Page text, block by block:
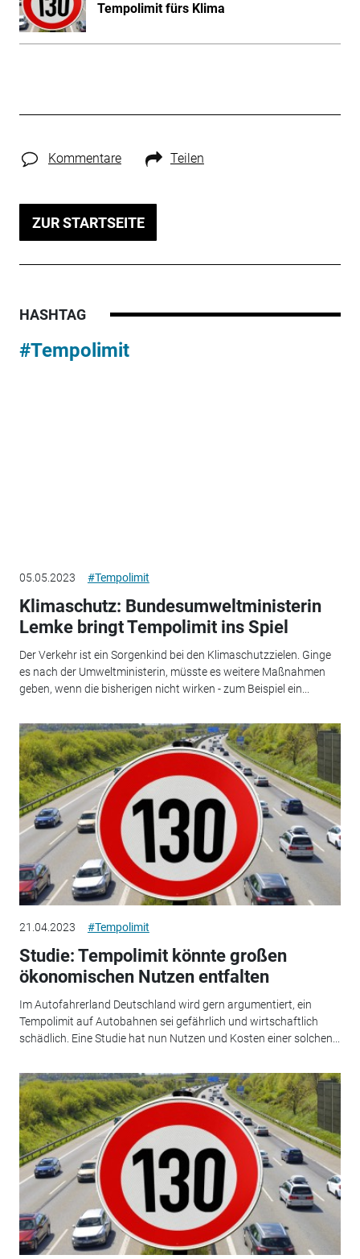
Tempolimit fürs Klima
Kommentare Teilen
ZUR STARTSEITE
HASHTAG
#Tempolimit
05.05.2023 #Tempolimit
Klimaschutz: Bundesumweltministerin
Lemke bringt Tempolimit ins Spiel
Der Verkehr ist ein Sorgenkind bei den Klimaschutzzielen. Ginge
es nach der Umweltministerin, müsste es weitere Maßnahmen
geben, wenn die bisherigen nicht wirken - zum Beispiel ein...
21.04.2023 #Tempolimit
Studie: Tempolimit könnte großen
ökonomischen Nutzen entfalten
Im Autofahrerland Deutschland wird gern argumentiert, ein
Tempolimit auf Autobahnen sei gefährlich und wirtschaftlich
schädlich. Eine Studie hat nun Nutzen und Kosten einer solchen...